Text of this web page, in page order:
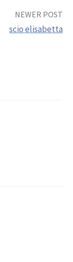
NEWER POST
scio elisabetta